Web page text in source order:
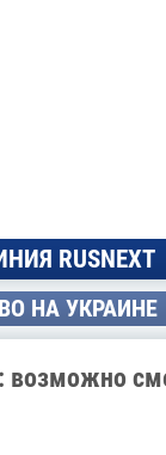
RUSNEXT
НА УКРАИНЕ
возможно